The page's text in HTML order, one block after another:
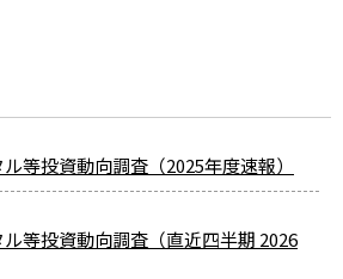
等投資動向調査（2025年度速報）
等投資動向調査（直近四半期 2026